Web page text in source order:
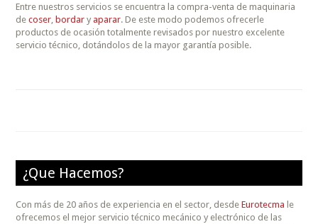
Entre nuestros servicios se encuentra la compra-venta de maquinaria
decoser, bordar yaparar. De este modo podemos ofrecerle
productos de ocasión totalmente revisados por nuestro excelente
servicio técnico, dotándolos de la mayor garantía posible.
¿Que Hacemos?
Con más de 20 años de experiencia en el sector, desdeEurotecma le
ofrecemos el mejor servicio técnico mecánico y electrónico de las